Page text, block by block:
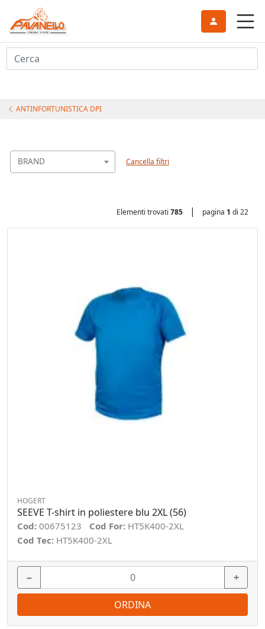
Cerca
ANTINFORTUNISTICA DPI
BRAND Cancella filtri
Elementi trovati 785 | pagina 1 di 22
HOGERT
SEEVE T-shirt in poliestere blu 2XL (56)
Cod: 00675123 Cod For: HT5K400-2XL
Cod Tec: HT5K400-2XL
− +
ORDINA